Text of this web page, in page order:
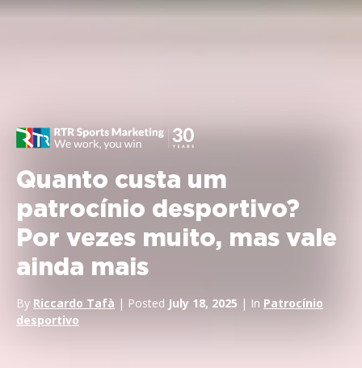
Quanto custa um
patrocínio desportivo?
Por vezes muito, mas vale
ainda mais
By Riccardo Tafà | Posted July 18, 2025 | In Patrocínio
desportivo